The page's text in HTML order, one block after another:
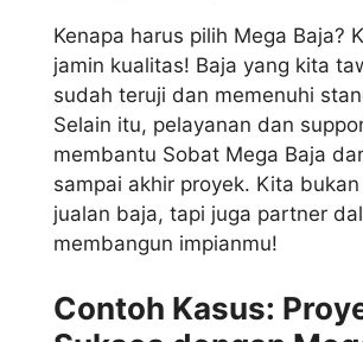
Kenapa harus pilih Mega Baja?
jamin kualitas! Baja yang kita
sudah teruji dan memenuhi
Selain itu, pelayanan dan
membantu Sobat Mega Baja
sampai akhir proyek. Kita
jualan baja, tapi juga partner
membangun impianmu!
Contoh Kasus: